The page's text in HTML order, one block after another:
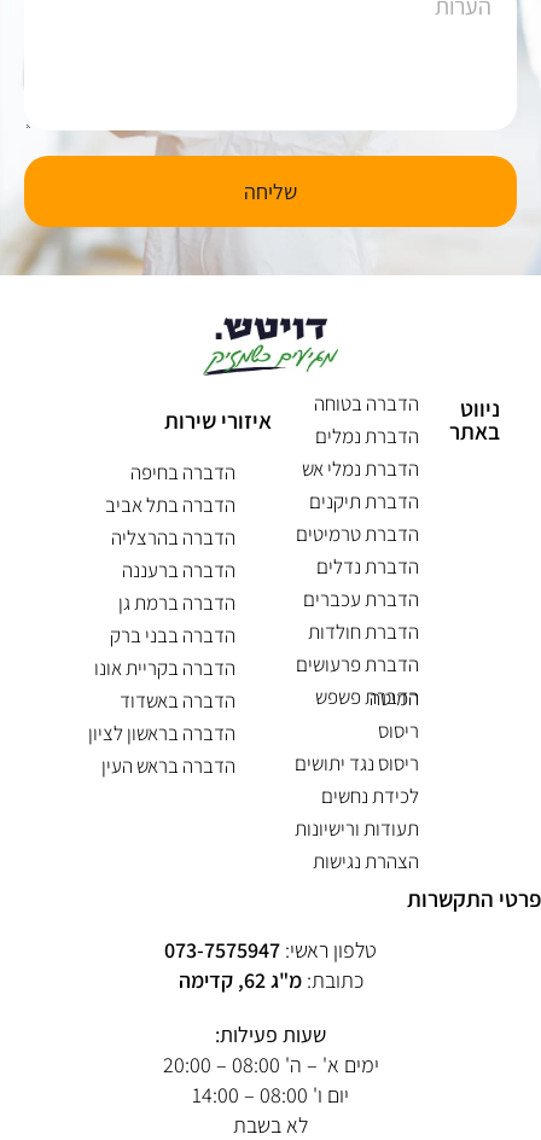
שליחה
ניווט
באתר
הדברה בטוחה
הדברת נמלים
הדברת נמלי אש
הדברת תיקנים
הדברת טרמיטים
הדברת נדלים
הדברת עכברים
הדברת חולדות
הדברת פרעושים
הדברת פשפש המיטה
ריסוס
ריסוס נגד יתושים
לכידת נחשים
תעודות ורישיונות
הצהרת נגישות
איזורי שירות
הדברה בחיפה
הדברה בתל אביב
הדברה בהרצליה
הדברה ברעננה
הדברה ברמת גן
הדברה בבני ברק
הדברה בקריית אונו
הדברה באשדוד
הדברה בראשון לציון
הדברה בראש העין
פרטי התקשרות
טלפון ראשי: 073-7575947
כתובת:מ"ג 62, קדימה
שעות פעילות:
ימים א' – ה' 08:00 – 20:00
יום ו' 08:00 – 14:00
לא בשבת